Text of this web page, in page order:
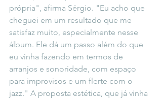
própria", afirma Sérgio. "Eu acho que
cheguei em um resultado que me
satisfaz muito, especialmente nesse
álbum. Ele dá um passo além do que
eu vinha fazendo em termos de
arranjos e sonoridade, com espaço
para improvisos e um flerte com o
jazz." A proposta estética, que já vinha